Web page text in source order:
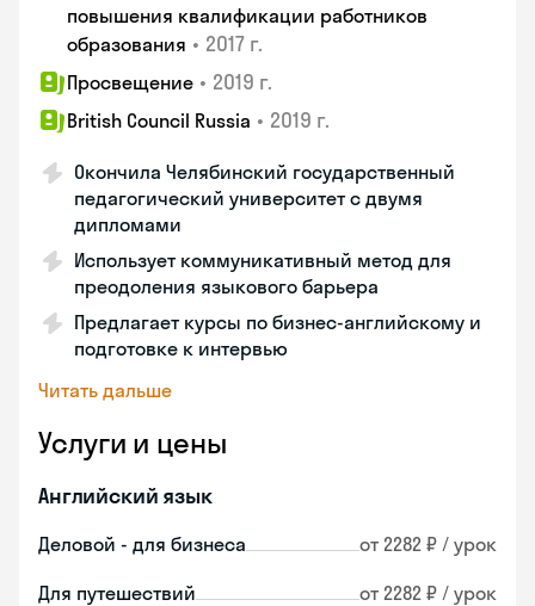
повышения квалификации работников
образования • 2017 г.
Просвещение • 2019 г.
British Council Russia • 2019 г.
Окончила Челябинский государственный
педагогический университет с двумя
дипломами
Использует коммуникативный метод для
преодоления языкового барьера
Предлагает курсы по бизнес-английскому и
подготовке к интервью
Читать дальше
Услуги и цены
Английский язык
Деловой - для бизнеса от 2282 ₽ / урок
Для путешествий от 2282 ₽ / урок